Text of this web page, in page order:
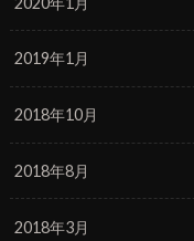
2019年1月
2018年10月
2018年8月
2018年3月